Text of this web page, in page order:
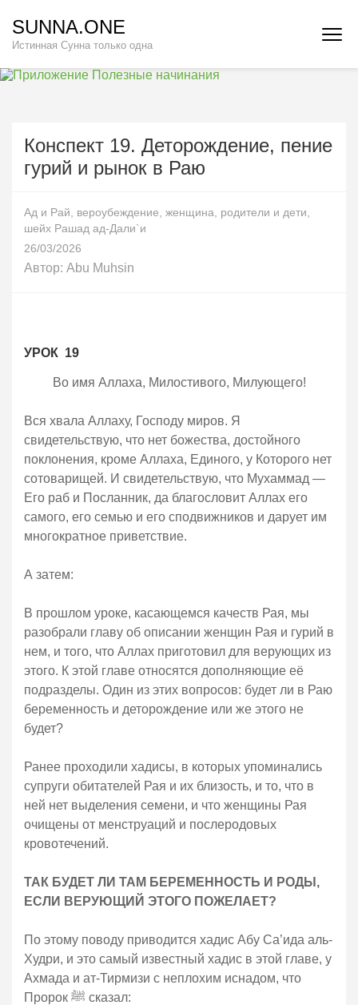
содержимому
(нажмите
Enter)
SUNNA.ONE
Истинная Сунна только одна
Конспект 19. Деторождение, пение
гурий и рынок в Раю
Ад и Рай вероубеждение женщина родители и дети
шейх Рашад ад-Дали`и
26/03/2026
Автор: Abu Muhsin
УРОК 19
Во имя Аллаха, Милостивого, Милующего!
Вся хвала Аллаху, Господу миров. Я
свидетельствую, что нет божества, достойного
поклонения, кроме Аллаха, Единого, у Которого нет
сотоварищей. И свидетельствую, что Мухаммад —
Его раб и Посланник, да благословит Аллах его
самого, его семью и его сподвижников и дарует им
многократное приветствие.
А затем:
В прошлом уроке, касающемся качеств Рая, мы
разобрали главу об описании женщин Рая и гурий в
нем, и того, что Аллах приготовил для верующих из
этого. К этой главе относятся дополняющие её
подразделы. Один из этих вопросов: будет ли в Раю
беременность и деторождение или же этого не
будет?
Ранее проходили хадисы, в которых упоминались
супруги обитателей Рая и их близость, и то, что в
ней нет выделения семени, и что женщины Рая
очищены от менструаций и послеродовых
кровотечений.
ТАК БУДЕТ ЛИ ТАМ БЕРЕМЕННОСТЬ И РОДЫ,
ЕСЛИ ВЕРУЮЩИЙ ЭТОГО ПОЖЕЛАЕТ?
По этому поводу приводится хадис Абу Са’ида аль-
Худри, и это самый известный хадис в этой главе, у
Ахмада и ат-Тирмизи с неплохим иснадом, что
Пророк ﷺ сказал: